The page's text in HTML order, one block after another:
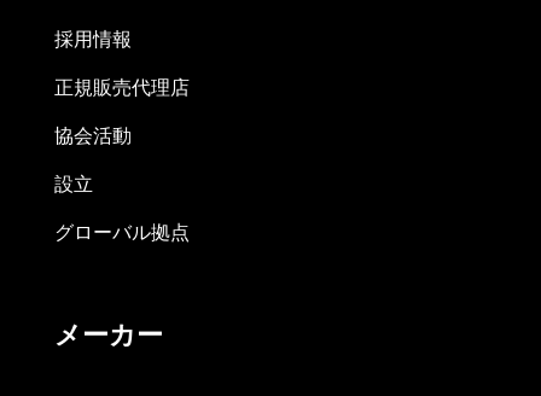
採用情報
正規販売代理店
協会活動
設立
グローバル拠点
メーカー